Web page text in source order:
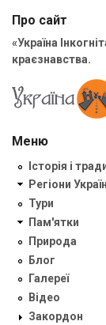
Про сайт
«Україна
краєзнавства.
Меню
Історія і
Регіони
Тури
Пам'ятки
Природа
Блог
Галереї
Відео
Закордон